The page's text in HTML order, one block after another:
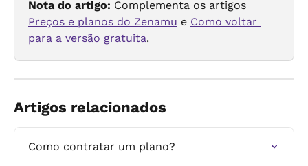
Nota do artigo: Complementa os artigos
Preços e planos do Zenamu e Como voltar
para a versão gratuita.
Artigos relacionados
Como contratar um plano?